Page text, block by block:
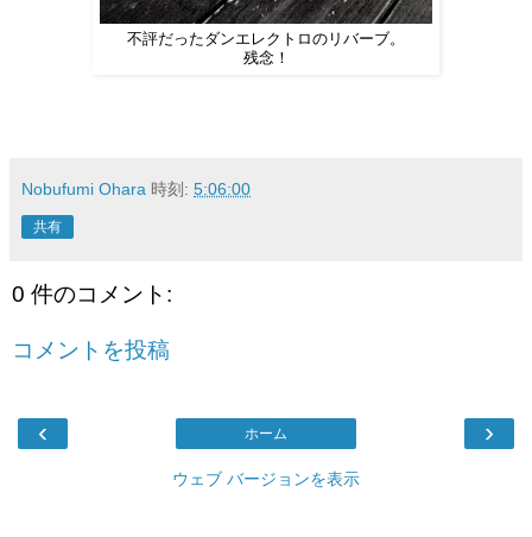
不評だったダンエレクトロのリバーブ。
残念！
Nobufumi Ohara 時刻: 5:06:00
共有
0 件のコメント:
コメントを投稿
‹ ›
ホーム
ウェブ バージョンを表示